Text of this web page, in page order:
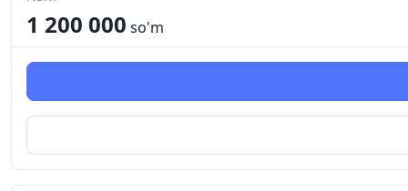
1 200 000 so'm